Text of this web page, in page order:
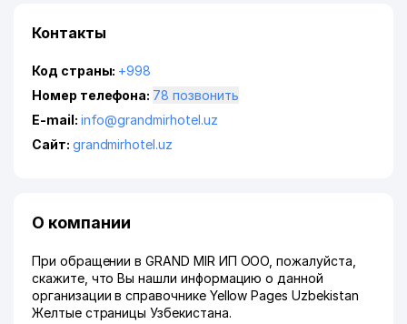
Контакты
Код страны: +998
Номер телефона:
78 позвонить
E-mail: info@grandmirhotel.uz
Сайт: grandmirhotel.uz
О компании
При обращении в GRAND MIR ИП ООО, пожалуйста,
скажите, что Вы нашли информацию о данной
организации в справочнике Yellow Pages Uzbekistan
Желтые страницы Узбекистана.